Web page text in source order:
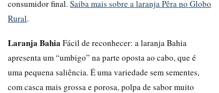
consumidor final. Saiba mais sobre a laranja Pêra no Globo
Rural.
Laranja Bahia Fácil de reconhecer: a laranja Bahia
apresenta um “umbigo” na parte oposta ao cabo, que é
uma pequena saliência. É uma variedade sem sementes,
com casca mais grossa e porosa, polpa de sabor muito